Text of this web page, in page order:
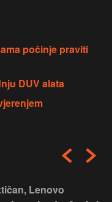
počinje praviti
DUV alata
Lenovo